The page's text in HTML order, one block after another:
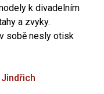
k divadelním
a zvyky.
sobě nesly otisk
Jindřich